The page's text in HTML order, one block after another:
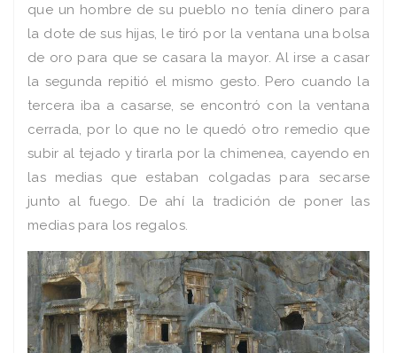
que un hombre de su pueblo no tenía dinero para
la dote de sus hijas, le tiró por la ventana una bolsa
de oro para que se casara la mayor. Al irse a casar
la segunda repitió el mismo gesto. Pero cuando la
tercera iba a casarse, se encontró con la ventana
cerrada, por lo que no le quedó otro remedio que
subir al tejado y tirarla por la chimenea, cayendo en
las medias que estaban colgadas para secarse
junto al fuego. De ahí la tradición de poner las
medias para los regalos.